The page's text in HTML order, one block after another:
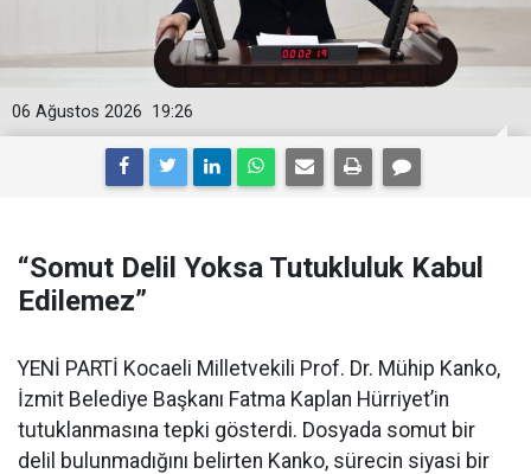
19:26
06 Ağustos 2026
“Somut Delil Yoksa Tutukluluk Kabul
Edilemez”
YENİ PARTİ Kocaeli Milletvekili Prof. Dr. Mühip Kanko,
İzmit Belediye Başkanı Fatma Kaplan Hürriyet’in
tutuklanmasına tepki gösterdi. Dosyada somut bir
delil bulunmadığını belirten Kanko, sürecin siyasi bir